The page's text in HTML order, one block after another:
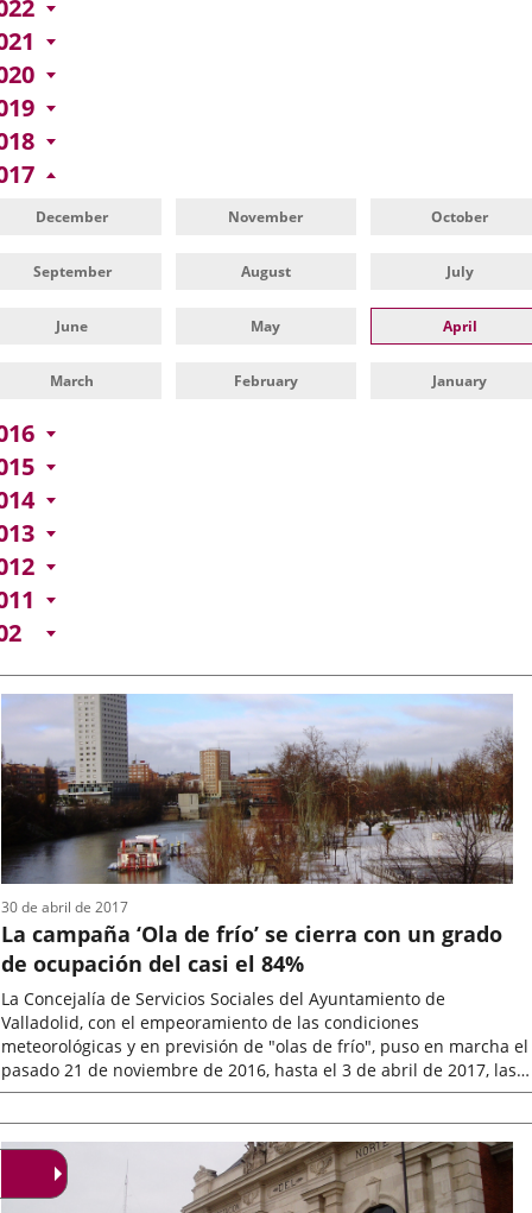
December November October
September August July
June May April
March February January
La campaña ‘Ola de frío’ se cierra con un grado
de ocupación del casi el 84%
La Concejalía de Servicios Sociales del Ayuntamiento de
Valladolid, con el empeoramiento de las condiciones
meteorológicas y en previsión de "olas de frío", puso en marcha el
pasado 21 de noviembre de 2016, hasta el 3 de abril de 2017, las
medidas adecuadas...
de
la
30 de abril de 2017